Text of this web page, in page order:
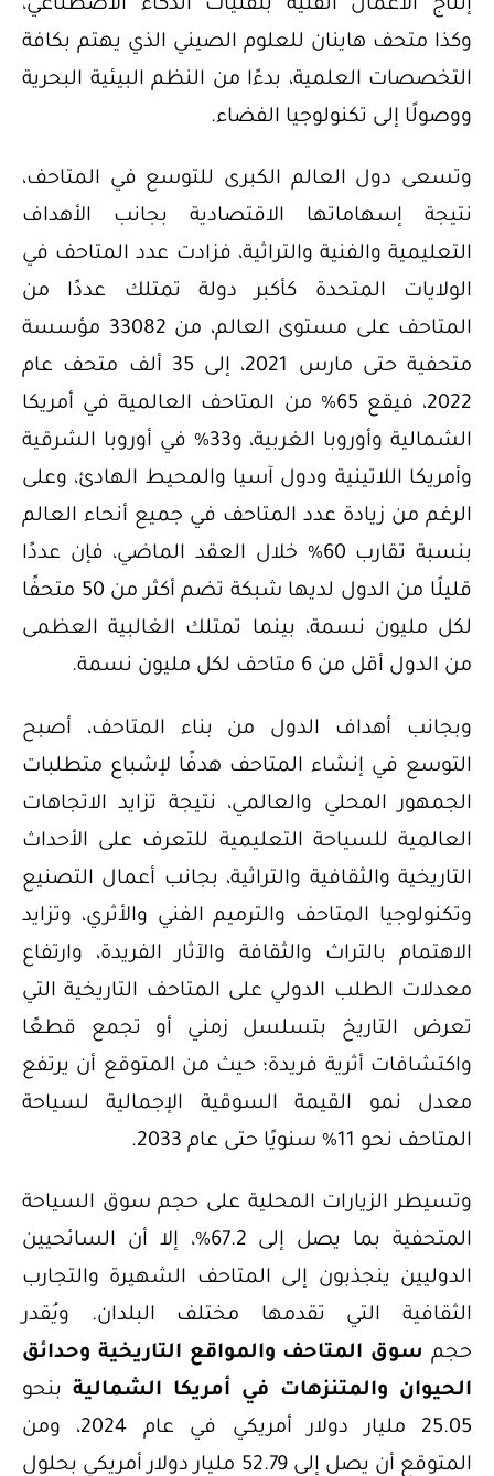
إنتاج الأعمال الفنية بتقنيات الذكاء الاصطناعي،
وكذا متحف هاينان للعلوم الصيني الذي يهتم بكافة
التخصصات العلمية، بدءًا من النظم البيئية البحرية
ووصولًا إلى تكنولوجيا الفضاء.
وتسعى دول العالم الكبرى للتوسع في المتاحف،
نتيجة إسهاماتها الاقتصادية بجانب الأهداف
التعليمية والفنية والتراثية، فزادت عدد المتاحف في
الولايات المتحدة كأكبر دولة تمتلك عددًا من
المتاحف على مستوى العالم، من 33082 مؤسسة
متحفية حتى مارس 2021، إلى 35 ألف متحف عام
2022، فيقع 65% من المتاحف العالمية في أمريكا
الشمالية وأوروبا الغربية، و33% في أوروبا الشرقية
وأمريكا اللاتينية ودول آسيا والمحيط الهادئ، وعلى
الرغم من زيادة عدد المتاحف في جميع أنحاء العالم
بنسبة تقارب 60% خلال العقد الماضي، فإن عددًا
قليلًا من الدول لديها شبكة تضم أكثر من 50 متحفًا
لكل مليون نسمة، بينما تمتلك الغالبية العظمى
من الدول أقل من 6 متاحف لكل مليون نسمة.
وبجانب أهداف الدول من بناء المتاحف، أصبح
التوسع في إنشاء المتاحف هدفًا لإشباع متطلبات
الجمهور المحلي والعالمي، نتيجة تزايد الاتجاهات
العالمية للسياحة التعليمية للتعرف على الأحداث
التاريخية والثقافية والتراثية، بجانب أعمال التصنيع
وتكنولوجيا المتاحف والترميم الفني والأثري، وتزايد
الاهتمام بالتراث والثقافة والآثار الفريدة، وارتفاع
معدلات الطلب الدولي على المتاحف التاريخية التي
تعرض التاريخ بتسلسل زمني أو تجمع قطعًا
واكتشافات أثرية فريدة؛ حيث من المتوقع أن يرتفع
معدل نمو القيمة السوقية الإجمالية لسياحة
المتاحف نحو 11% سنويًا حتى عام 2033.
وتسيطر الزيارات المحلية على حجم سوق السياحة
المتحفية بما يصل إلى 67.2%، إلا أن السائحيين
الدوليين ينجذبون إلى المتاحف الشهيرة والتجارب
الثقافية التي تقدمها مختلف البلدان. ويُقدر
حجمسوق المتاحف والمواقع التاريخية وحدائق
الحيوان والمتنزهات في أمريكا الشماليةبنحو
25.05 مليار دولار أمريكي في عام 2024، ومن
المتوقع أن يصل إلى 52.79 مليار دولار أمريكي بحلول